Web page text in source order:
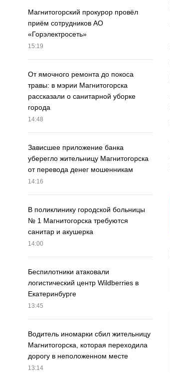
Магнитогорский прокурор провёл
приём сотрудников АО
«Горэлектросеть»
15:19
От ямочного ремонта до покоса
травы: в мэрии Магнитогорска
рассказали о санитарной уборке
города
14:48
Зависшее приложение банка
уберегло жительницу Магнитогорска
от перевода денег мошенникам
14:16
В поликлинику городской больницы
№ 1 Магнитогорска требуются
санитар и акушерка
14:00
Беспилотники атаковали
логистический центр Wildberries в
Екатеринбурге
13:45
Водитель иномарки сбил жительницу
Магнитогорска, которая переходила
дорогу в неположенном месте
13:14